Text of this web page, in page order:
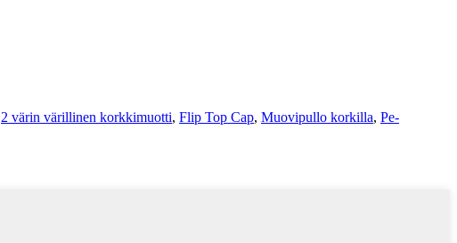
2 värin värillinen korkkimuotti, Flip Top Cap, Muovipullo korkilla, Pe-